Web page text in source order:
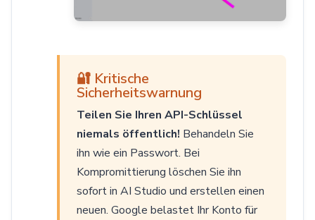
🔐 Kritische
Sicherheitswarnung
Teilen Sie Ihren API-Schlüssel
niemals öffentlich! Behandeln Sie
ihn wie ein Passwort. Bei
Kompromittierung löschen Sie ihn
sofort in AI Studio und erstellen einen
neuen. Google belastet Ihr Konto für